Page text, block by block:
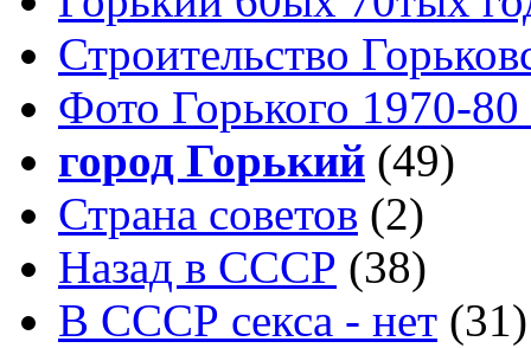
Строительство
Фото Горького 1970-80
город Горький (49)
Страна советов (2)
Назад в СССР (38)
В СССР секса - нет (31)